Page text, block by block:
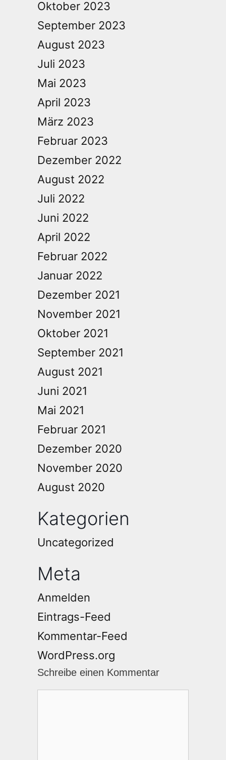
Oktober 2023
September 2023
August 2023
Juli 2023
Mai 2023
April 2023
März 2023
Februar 2023
Dezember 2022
August 2022
Juli 2022
Juni 2022
April 2022
Februar 2022
Januar 2022
Dezember 2021
November 2021
Oktober 2021
September 2021
August 2021
Juni 2021
Mai 2021
Februar 2021
Dezember 2020
November 2020
August 2020
Kategorien
Uncategorized
Meta
Anmelden
Eintrags-Feed
Kommentar-Feed
WordPress.org
Schreibe einen Kommentar